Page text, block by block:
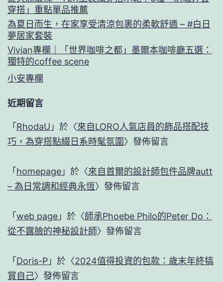
穿搭」重點單品推薦
為夏日而生，在家享受清涼包裹的柔軟舒適 – #白日
夢居家套裝
Vivian專欄｜「世界咖啡之都」墨爾本咖啡廳五選：
獨特的coffee scene
小安專欄
近期留言
「 RhodaU 」於〈來自LORO人氣店員的飾品搭配技
巧，為穿搭點綴日系時髦氛圍〉發佈留言
「 homepage 」於〈來自首爾的設計師包件品牌autt
– 為日常調和經典永恆〉發佈留言
「 web page 」於〈師承Phoebe Philo的Peter Do：
從不露臉的神秘設計師〉發佈留言
「 Doris-P 」於〈2024值得投資的包款：歲末年終犒
賞自己〉發佈留言